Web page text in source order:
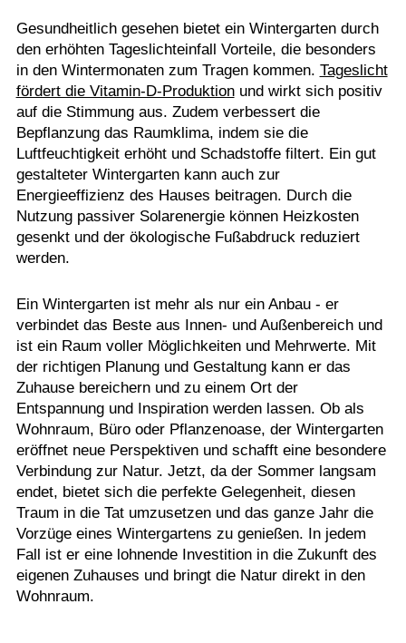
Gesundheitlich gesehen bietet ein Wintergarten durch
den erhöhten Tageslichteinfall Vorteile, die besonders
in den Wintermonaten zum Tragen kommen. Tageslicht
fördert die Vitamin-D-Produktionund wirkt sich positiv
auf die Stimmung aus. Zudem verbessert die
Bepflanzung das Raumklima, indem sie die
Luftfeuchtigkeit erhöht und Schadstoffe filtert. Ein gut
gestalteter Wintergarten kann auch zur
Energieeffizienz des Hauses beitragen. Durch die
Nutzung passiver Solarenergie können Heizkosten
gesenkt und der ökologische Fußabdruck reduziert
werden.
Ein Wintergarten ist mehr als nur ein Anbau - er
verbindet das Beste aus Innen- und Außenbereich und
ist ein Raum voller Möglichkeiten und Mehrwerte. Mit
der richtigen Planung und Gestaltung kann er das
Zuhause bereichern und zu einem Ort der
Entspannung und Inspiration werden lassen. Ob als
Wohnraum, Büro oder Pflanzenoase, der Wintergarten
eröffnet neue Perspektiven und schafft eine besondere
Verbindung zur Natur. Jetzt, da der Sommer langsam
endet, bietet sich die perfekte Gelegenheit, diesen
Traum in die Tat umzusetzen und das ganze Jahr die
Vorzüge eines Wintergartens zu genießen. In jedem
Fall ist er eine lohnende Investition in die Zukunft des
eigenen Zuhauses und bringt die Natur direkt in den
Wohnraum.